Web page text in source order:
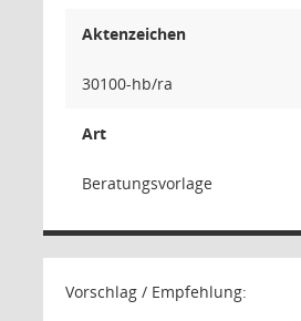
Aktenzeichen
30100-hb/ra
Art
Beratungsvorlage
Vorschlag / Empfehlung: